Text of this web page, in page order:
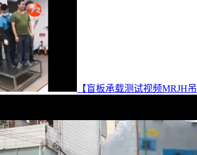
【盲板承载测试视频MRJH吊